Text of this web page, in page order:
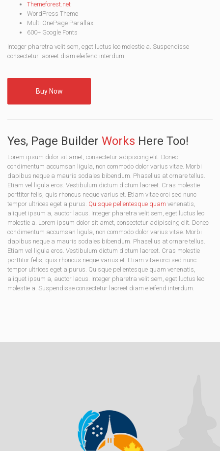
Themeforest.net
WordPress Theme
Multi OnePage Parallax
600+ Google Fonts
Integer pharetra velit sem, eget luctus leo molestie a. Suspendisse
consectetur laoreet diam eleifend interdum.
Buy Now
Yes, Page Builder Works Here Too!
Lorem ipsum dolor sit amet, consectetur adipiscing elit. Donec
condimentum accumsan ligula, non commodo dolor varius vitae. Morbi
dapibus neque a mauris sodales bibendum. Phasellus at ornare tellus.
Etiam vel ligula eros. Vestibulum dictum dictum laoreet. Cras molestie
porttitor felis, quis rhoncus neque varius et. Etiam vitae orci sed nunc
tempor ultrices eget a purus. Quisque pellentesque quam venenatis,
aliquet ipsum a, auctor lacus. Integer pharetra velit sem, eget luctus leo
molestie a. Lorem ipsum dolor sit amet, consectetur adipiscing elit. Donec
condimentum accumsan ligula, non commodo dolor varius vitae. Morbi
dapibus neque a mauris sodales bibendum. Phasellus at ornare tellus.
Etiam vel ligula eros. Vestibulum dictum dictum laoreet. Cras molestie
porttitor felis, quis rhoncus neque varius et. Etiam vitae orci sed nunc
tempor ultrices eget a purus. Quisque pellentesque quam venenatis,
aliquet ipsum a, auctor lacus. Integer pharetra velit sem, eget luctus leo
molestie a. Suspendisse consectetur laoreet diam eleifend interdum.